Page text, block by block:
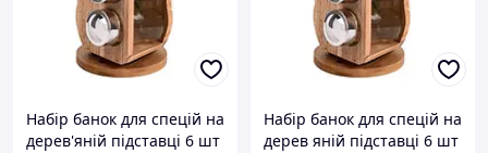
Набір банок для спецій на
дерев'яній підставці 6 шт
Набір банок для спецій на
дерев яній підставці 6 шт